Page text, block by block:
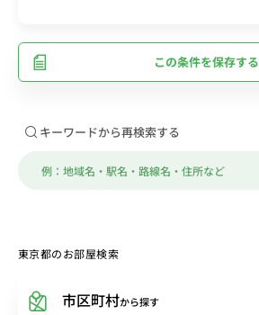
この条件を保存する
キーワードから再検索する
東京都のお部屋検索
市区町村から探す